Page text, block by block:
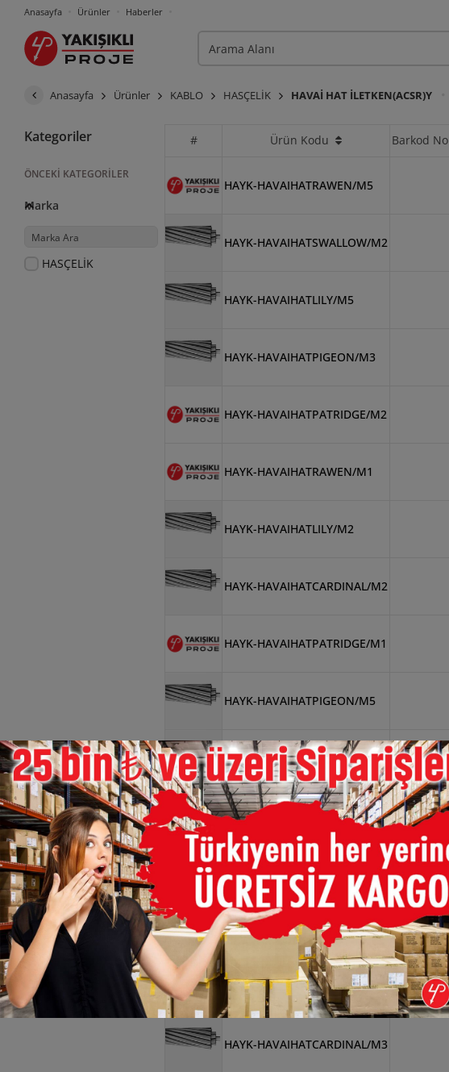
Anasayfa Ürünler Haberler
Anasayfa Ürünler KABLO HASÇELİK HAVAİ HAT İLETKEN(ACSR)Y
Kategoriler
ÖNCEKI KATEGORILER
Marka
HASÇELİK
# Ürün Kodu Barkod No
HAYK-HAVAIHATRAWEN/M5
HAYK-HAVAIHATSWALLOW/M2
HAYK-HAVAIHATLILY/M5
HAYK-HAVAIHATPIGEON/M3
HAYK-HAVAIHATPATRIDGE/M2
HAYK-HAVAIHATRAWEN/M1
HAYK-HAVAIHATLILY/M2
HAYK-HAVAIHATCARDINAL/M2
HAYK-HAVAIHATPATRIDGE/M1
HAYK-HAVAIHATPIGEON/M5
HAYK-HAVAIHATCARDINAL/M4
HAYK-HAVAIHATRAWEN/M3
HAYK-HAVAIHATRAWEN/M4
HAYK-HAVAIHATDRAKE/M5
HAYK-HAVAIHATPATRIDGE/M5
HAYK-HAVAIHATCARDINAL/M3
×